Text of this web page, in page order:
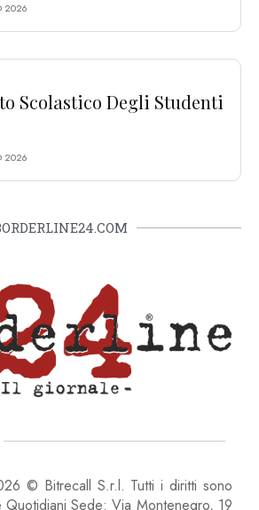
2026
Scolastico Degli Studenti
2026
© Bitrecall S.r.l. Tutti i diritti sono
Quotidiani Sede: Via Montenegro, 19